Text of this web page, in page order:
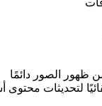
لتحديثات محتوى